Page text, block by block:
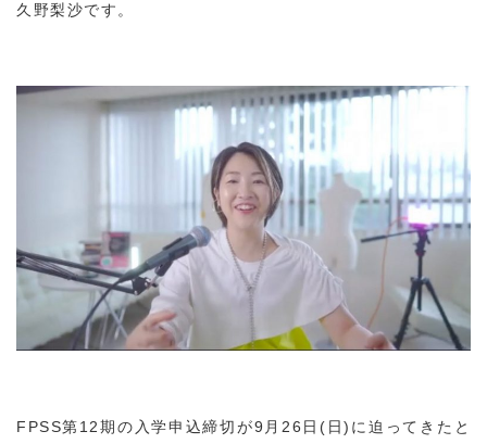
久野梨沙です。
FPSS第12期の入学申込締切が9月26日(日)に迫ってきたと